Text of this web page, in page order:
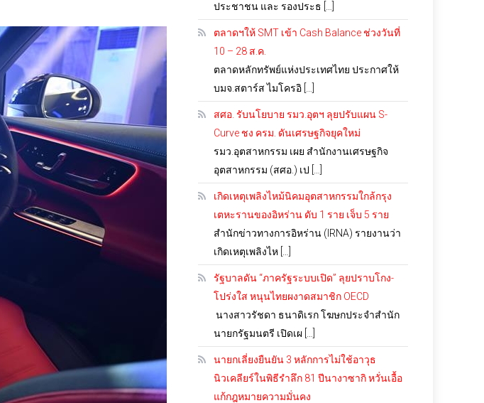
ประชาชน และ รองประธ […]
ตลาดฯให้ SMT เข้า Cash Balance ช่วงวันที่
10 – 28 ส.ค.
ตลาดหลักทรัพย์แห่งประเทศไทย ประกาศให้
บมจ.สตาร์ส ไมโครอิ […]
สศอ. รับนโยบาย รมว.อุตฯ ลุยปรับแผน S-
Curve ชง ครม. ดันเศรษฐกิจยุคใหม่
รมว.อุตสาหกรรม เผย สำนักงานเศรษฐกิจ
อุตสาหกรรม (สศอ.) เป […]
เกิดเหตุเพลิงไหม้นิคมอุตสาหกรรมใกล้กรุง
เตหะรานของอิหร่าน ดับ 1 ราย เจ็บ 5 ราย
สำนักข่าวทางการอิหร่าน (IRNA) รายงานว่า
เกิดเหตุเพลิงไห […]
รัฐบาลดัน “ภาครัฐระบบเปิด” ลุยปราบโกง-
โปร่งใส หนุนไทยผงาดสมาชิก OECD
นางสาวรัชดา ธนาดิเรก โฆษกประจำสำนัก
นายกรัฐมนตรี เปิดเผ […]
นายกเลี่ยงยืนยัน 3 หลักการไม่ใช้อาวุธ
นิวเคลียร์ในพิธีรำลึก 81 ปีนางาซากิ หวั่นเอื้อ
แก้กฎหมายความมั่นคง